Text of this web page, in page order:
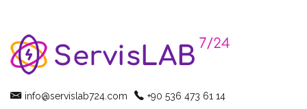
info@servislab724.com +90 536 473 61 14